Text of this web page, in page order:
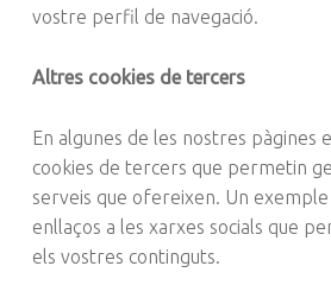
vostre perfil de navegació.
Altres cookies de tercers
En algunes de les nostres pàgines
cookies de tercers que permetin
serveis que ofereixen. Un exemple
enllaços a les xarxes socials que
els vostres continguts.